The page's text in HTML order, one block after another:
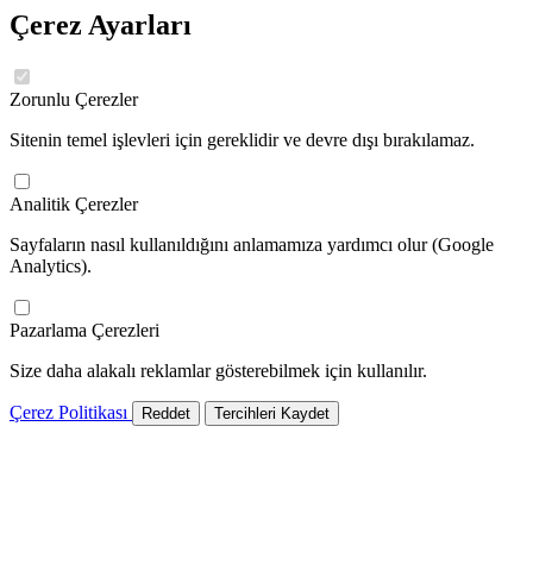
Çerez Ayarları
Zorunlu Çerezler
Sitenin temel işlevleri için gereklidir ve devre dışı bırakılamaz.
Analitik Çerezler
Sayfaların nasıl kullanıldığını anlamamıza yardımcı olur (Google
Analytics).
Pazarlama Çerezleri
Size daha alakalı reklamlar gösterebilmek için kullanılır.
Çerez Politikası Reddet Tercihleri Kaydet